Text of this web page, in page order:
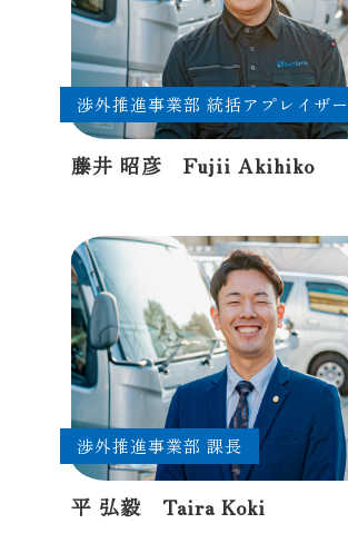
渉外推進事業部 統括アプレイザー
藤井 昭彦 Fujii Akihiko
渉外推進事業部 課長
平 弘毅 Taira Koki